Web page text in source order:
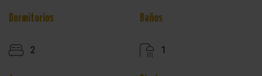
Dormitorios
2
Baños
1